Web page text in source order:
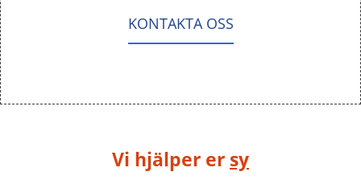
KONTAKTA OSS
Vi hjälper er sy